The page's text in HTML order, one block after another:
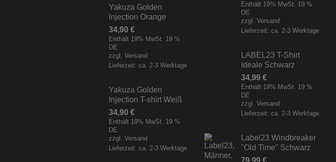
Yakuza Golden
Injection Orange
34,90 €
Enthält 19% MwSt. 19 %
DE
zzgl. Versand
Lieferzeit: ca. 2-3 Werktage
Yakuza Golden
Injection T-shirt Weiß
34,90 €
Enthält 19% MwSt. 19 %
DE
zzgl. Versand
Lieferzeit: ca. 2-3 Werktage
Enthält 19% MwSt. 19 %
DE
zzgl. Versand
Lieferzeit: ca. 2-3 Werktage
LABEL23 T-Shirt
Ideale Schwarz
34,99 €
Enthält 19% MwSt. 19 %
DE
zzgl. Versand
Lieferzeit: ca. 2-3 Werktage
Label23 Windbreaker
"Old Time" Schwarz